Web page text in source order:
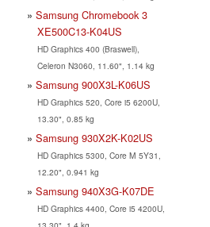
Samsung Chromebook 3
XE500C13-K04US
HD Graphics 400 (Braswell),
Celeron N3060, 11.60", 1.14 kg
Samsung 900X3L-K06US
HD Graphics 520, Core i5 6200U,
13.30", 0.85 kg
Samsung 930X2K-K02US
HD Graphics 5300, Core M 5Y31,
12.20", 0.941 kg
Samsung 940X3G-K07DE
HD Graphics 4400, Core i5 4200U,